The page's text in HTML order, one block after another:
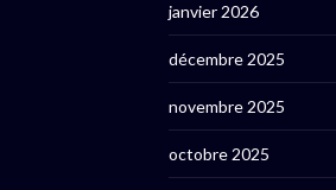
janvier 2026
décembre 2025
novembre 2025
octobre 2025